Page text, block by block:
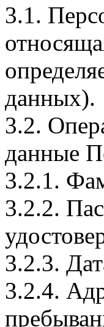
3.1.
данных).
3.2.
данные
3.2.1.
3.2.2.
3.2.3.
3.2.4.